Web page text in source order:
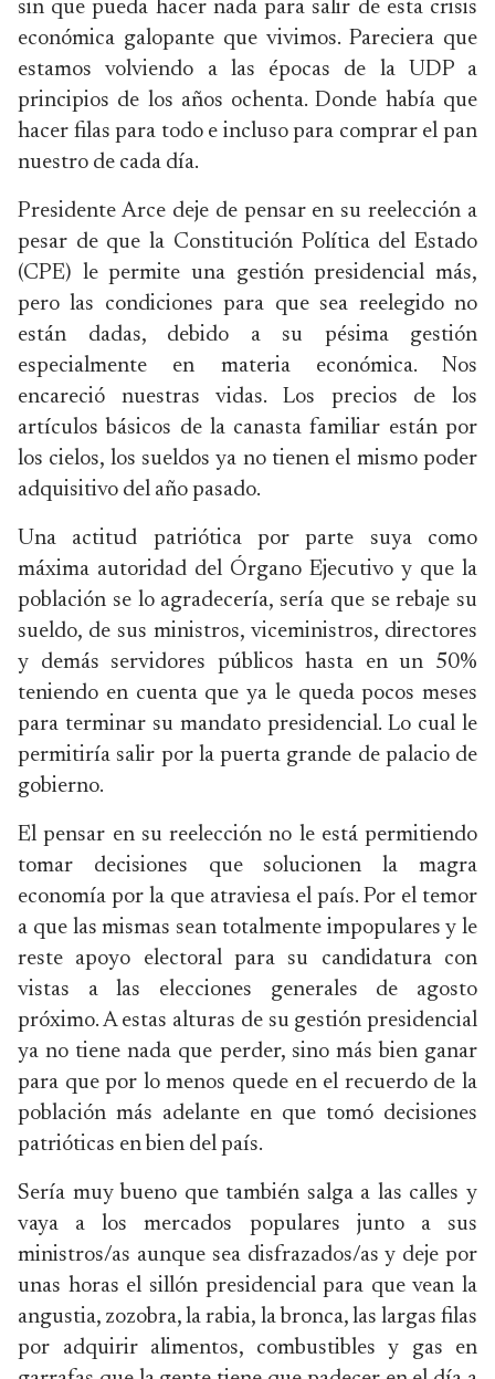
sin que pueda hacer nada para salir de esta crisis
económica galopante que vivimos. Pareciera que
estamos volviendo a las épocas de la UDP a
principios de los años ochenta. Donde había que
hacer filas para todo e incluso para comprar el pan
nuestro de cada día.
Presidente Arce deje de pensar en su reelección a
pesar de que la Constitución Política del Estado
(CPE) le permite una gestión presidencial más,
pero las condiciones para que sea reelegido no
están dadas, debido a su pésima gestión
especialmente en materia económica. Nos
encareció nuestras vidas. Los precios de los
artículos básicos de la canasta familiar están por
los cielos, los sueldos ya no tienen el mismo poder
adquisitivo del año pasado.
Una actitud patriótica por parte suya como
máxima autoridad del Órgano Ejecutivo y que la
población se lo agradecería, sería que se rebaje su
sueldo, de sus ministros, viceministros, directores
y demás servidores públicos hasta en un 50%
teniendo en cuenta que ya le queda pocos meses
para terminar su mandato presidencial. Lo cual le
permitiría salir por la puerta grande de palacio de
gobierno.
El pensar en su reelección no le está permitiendo
tomar decisiones que solucionen la magra
economía por la que atraviesa el país. Por el temor
a que las mismas sean totalmente impopulares y le
reste apoyo electoral para su candidatura con
vistas a las elecciones generales de agosto
próximo. A estas alturas de su gestión presidencial
ya no tiene nada que perder, sino más bien ganar
para que por lo menos quede en el recuerdo de la
población más adelante en que tomó decisiones
patrióticas en bien del país.
Sería muy bueno que también salga a las calles y
vaya a los mercados populares junto a sus
ministros/as aunque sea disfrazados/as y deje por
unas horas el sillón presidencial para que vean la
angustia, zozobra, la rabia, la bronca, las largas filas
por adquirir alimentos, combustibles y gas en